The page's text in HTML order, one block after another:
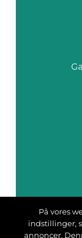
På vores
indstillinger,
annoncer.